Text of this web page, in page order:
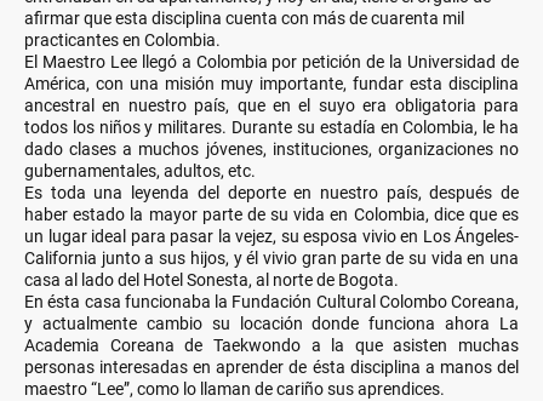
afirmar que esta disciplina cuenta con más de cuarenta mil
practicantes en Colombia.
El Maestro Lee llegó a Colombia por petición de la Universidad de
América, con una misión muy importante, fundar esta disciplina
ancestral en nuestro país, que en el suyo era obligatoria para
todos los niños y militares. Durante su estadía en Colombia, le ha
dado clases a muchos jóvenes, instituciones, organizaciones no
gubernamentales, adultos, etc.
Es toda una leyenda del deporte en nuestro país, después de
haber estado la mayor parte de su vida en Colombia, dice que es
un lugar ideal para pasar la vejez, su esposa vivio en Los Ángeles-
California junto a sus hijos, y él vivio gran parte de su vida en una
casa al lado del Hotel Sonesta, al norte de Bogota.
En ésta casa funcionaba la Fundación Cultural Colombo Coreana,
y actualmente cambio su locación donde funciona ahora La
Academia Coreana de Taekwondo a la que asisten muchas
personas interesadas en aprender de ésta disciplina a manos del
maestro “Lee”, como lo llaman de cariño sus aprendices.